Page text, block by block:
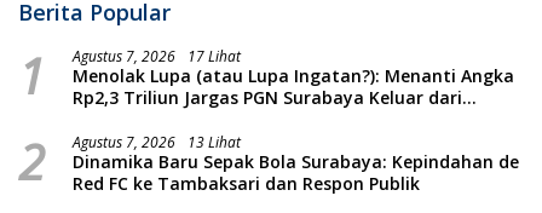
Berita Popular
1 Agustus 7, 2026 17 Lihat
Menolak Lupa (atau Lupa Ingatan?): Menanti Angka
Rp2,3 Triliun Jargas PGN Surabaya Keluar dari
2 Agustus 7, 2026 13 Lihat
Dinamika Baru Sepak Bola Surabaya: Kepindahan de
Red FC ke Tambaksari dan Respon Publik